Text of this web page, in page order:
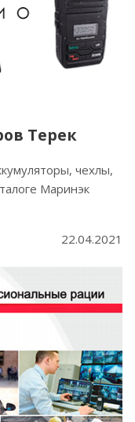
Терек
чехлы,
Маринэк
22.04.2021